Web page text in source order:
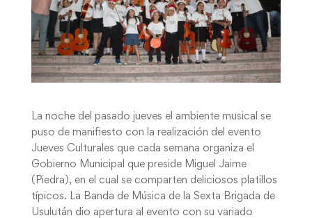
La noche del pasado jueves el ambiente musical se
puso de manifiesto con la realización del evento
Jueves Culturales que cada semana organiza el
Gobierno Municipal que preside Miguel Jaime
(Piedra), en el cual se comparten deliciosos platillos
típicos. La Banda de Música de la Sexta Brigada de
Usulután dio apertura al evento con su variado